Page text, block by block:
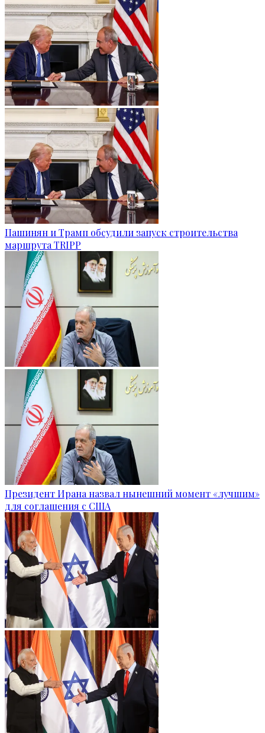
Пашинян и Трамп обсудили запуск строительства
маршрута TRIPP
Президент Ирана назвал нынешний момент «лучшим»
для соглашения с США